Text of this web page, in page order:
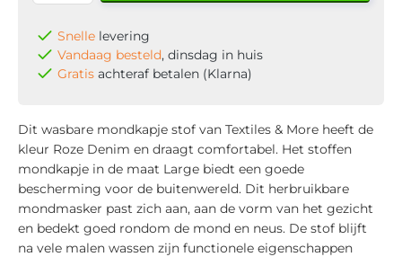
Snelle levering
Vandaag besteld, dinsdag in huis
Gratis achteraf betalen (Klarna)
Dit wasbare mondkapje stof van Textiles & More heeft de
kleur Roze Denim en draagt comfortabel. Het stoffen
mondkapje in de maat Large biedt een goede
bescherming voor de buitenwereld. Dit herbruikbare
mondmasker past zich aan, aan de vorm van het gezicht
en bedekt goed rondom de mond en neus. De stof blijft
na vele malen wassen zijn functionele eigenschappen